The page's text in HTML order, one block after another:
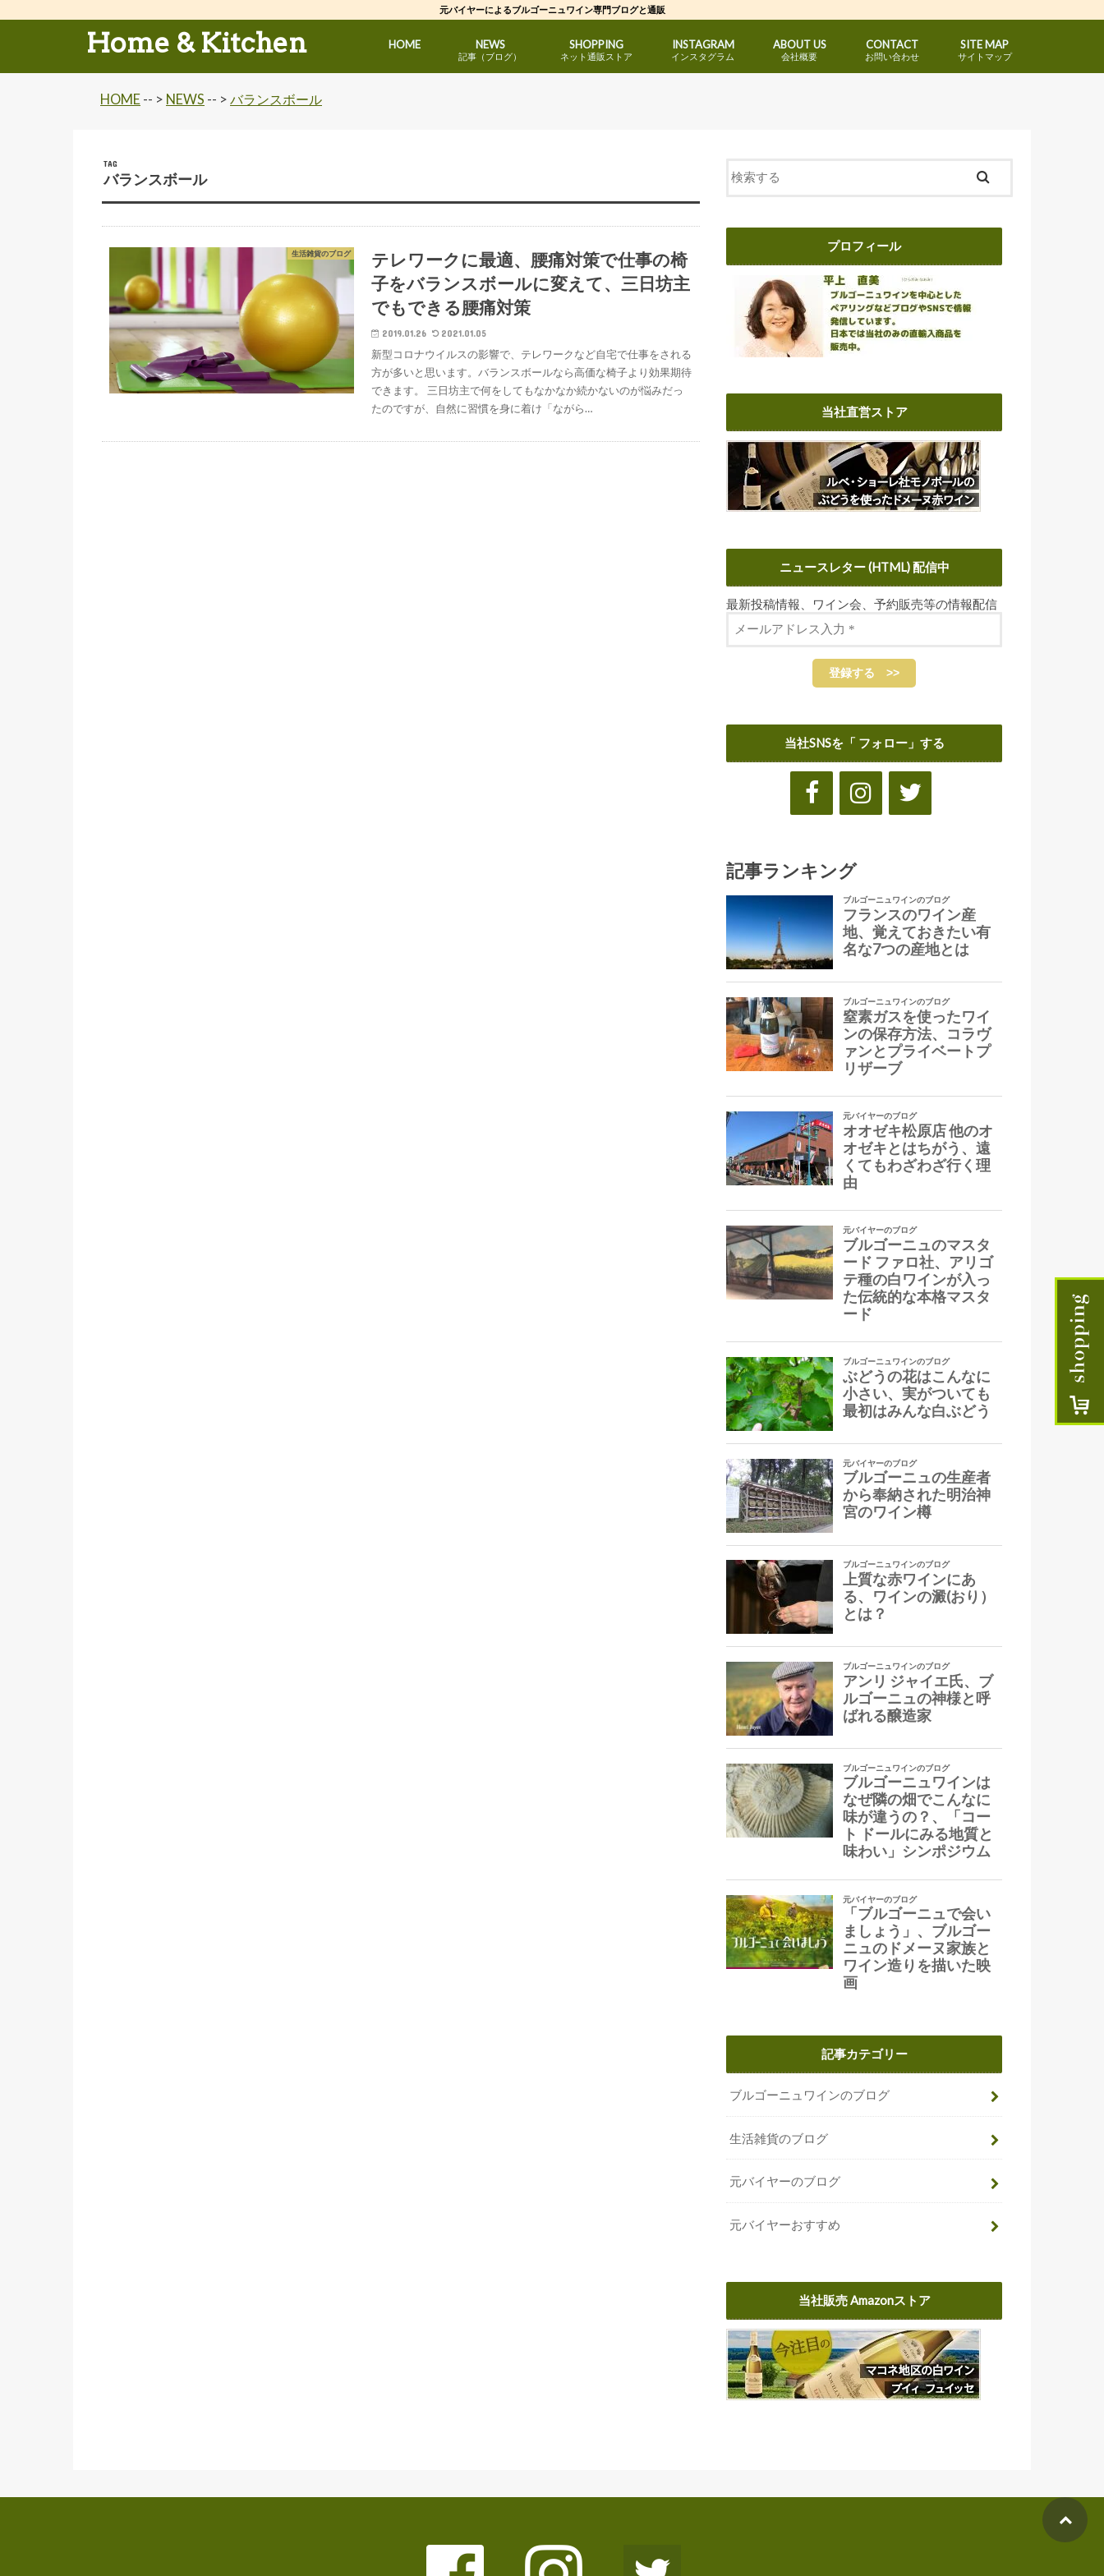
元バイヤーによるブルゴーニュワイン専門ブログと通販
Home & Kitchen HOME NEWS
記事（ブログ）
SHOPPING
ネット通販ストア
INSTAGRAM
インスタグラム
ABOUT US
会社概要
CONTACT
お問い合わせ
SITE MAP
サイトマップ
HOME -- > NEWS -- > バランスボール
TAG
バランスボール
生活雑貨のブログ
テレワークに最適、腰痛対策で仕事の椅
子をバランスボールに変えて、三日坊主
でもできる腰痛対策
2019.01.26 2021.01.05
新型コロナウイルスの影響で、テレワークなど自宅で仕事をされる
方が多いと思います。バランスボールなら高価な椅子より効果期待
できます。 三日坊主で何をしてもなかなか続かないのが悩みだっ
たのですが、自然に習慣を身に着け「ながら…
プロフィール
当社直営ストア
ニュースレター (HTML) 配信中
最新投稿情報、ワイン会、予約販売等の情報配信
当社SNSを「 フォロー」する
記事ランキング
記事カテゴリー
ブルゴーニュワインのブログ
生活雑貨のブログ
元バイヤーのブログ
元バイヤーおすすめ
当社販売 Amazonストア